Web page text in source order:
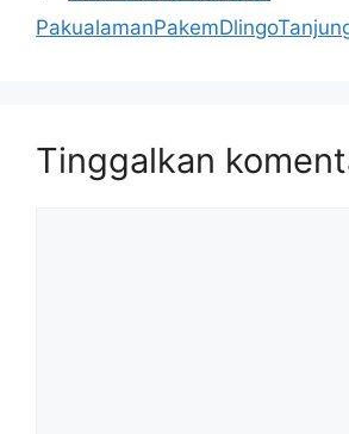
Tinggalkan